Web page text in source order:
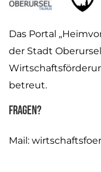
Das Portal
der Stadt
betreut.
Fragen?
Mail: